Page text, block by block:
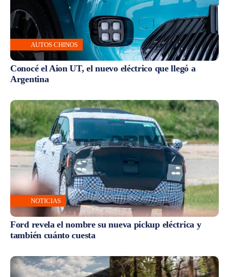
AUTOS CHINOS
Conocé el Aion UT, el nuevo eléctrico que llegó a
Argentina
NOTICIAS
Ford revela el nombre su nueva pickup eléctrica y
también cuánto cuesta